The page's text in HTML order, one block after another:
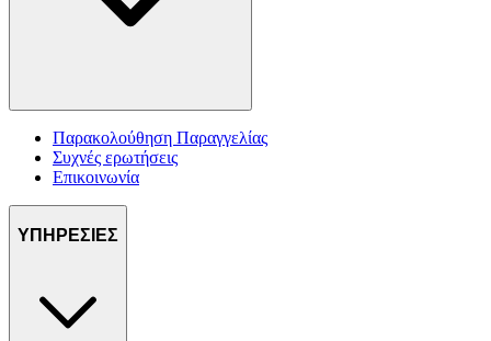
Παρακολούθηση Παραγγελίας
Συχνές ερωτήσεις
Επικοινωνία
ΥΠΗΡΕΣΙΕΣ